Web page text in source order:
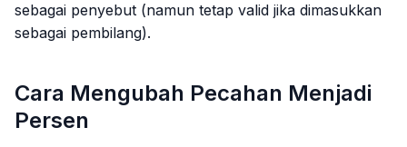
sebagai penyebut (namun tetap valid jika dimasukkan
sebagai pembilang).
Cara Mengubah Pecahan Menjadi
Persen